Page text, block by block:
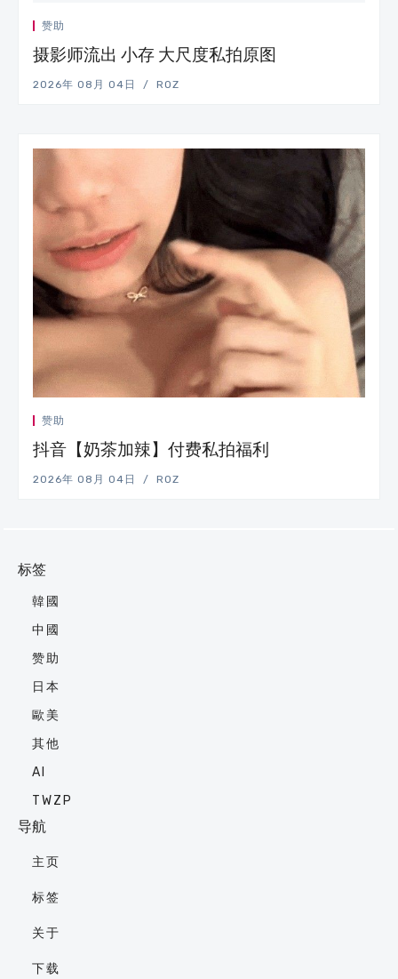
赞助
摄影师流出 小存 大尺度私拍原图
2026年 08月 04日 ROZ
赞助
抖音【奶茶加辣】付费私拍福利
2026年 08月 04日 ROZ
标签
韓國
中國
赞助
日本
歐美
其他
AI
TWZP
导航
主页
标签
关于
下载